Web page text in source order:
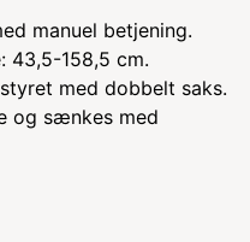
manuel betjening.
43,5-158,5 cm.
med dobbelt saks.
og sænkes med